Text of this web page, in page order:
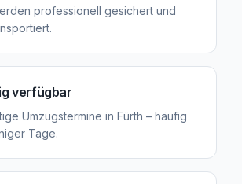
professionell gesichert und
verfügbar
Umzugstermine in Fürth – häufig
Tage.